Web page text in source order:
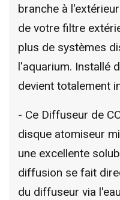
branche à
de votre filtre
plus de systèmes
l'aquarium. Installé
devient totalement
- Ce Diffuseur de
disque atomiseur
une excellente
diffusion se fait
du diffuseur via